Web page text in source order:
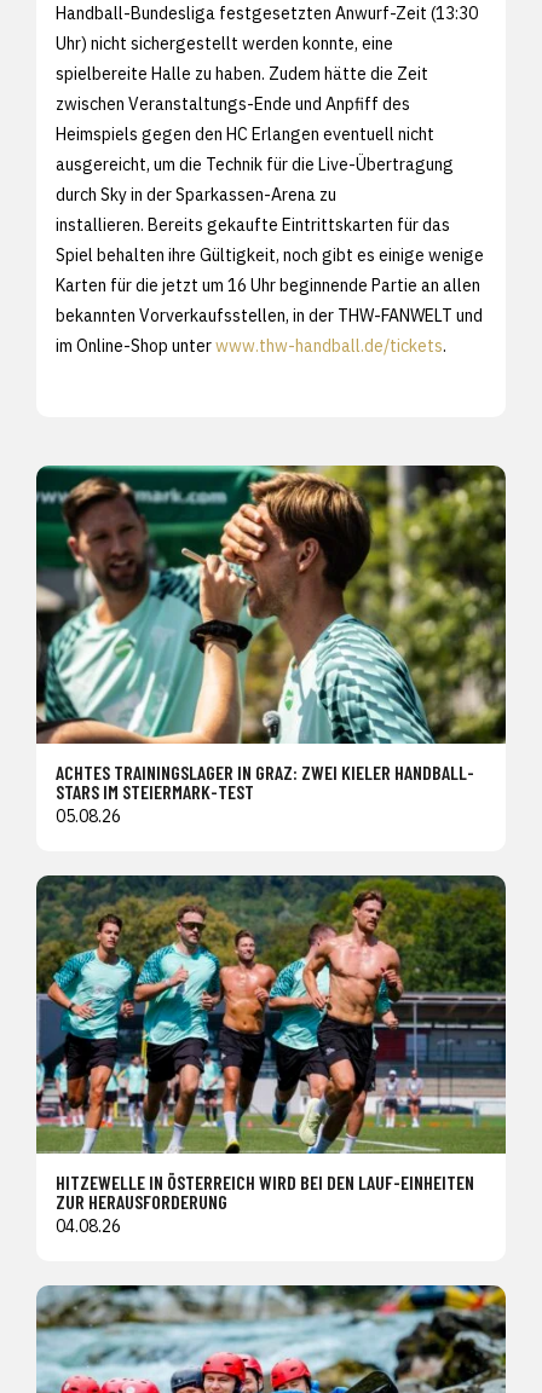
Handball-Bundesliga festgesetzten Anwurf-Zeit (13:30
Uhr) nicht sichergestellt werden konnte, eine
spielbereite Halle zu haben. Zudem hätte die Zeit
zwischen Veranstaltungs-Ende und Anpfiff des
Heimspiels gegen den HC Erlangen eventuell nicht
ausgereicht, um die Technik für die Live-Übertragung
durch Sky in der Sparkassen-Arena zu
installieren. Bereits gekaufte Eintrittskarten für das
Spiel behalten ihre Gültigkeit, noch gibt es einige wenige
Karten für die jetzt um 16 Uhr beginnende Partie an allen
bekannten Vorverkaufsstellen, in der THW-FANWELT und
im Online-Shop unterwww.thw-handball.de/tickets.
ACHTES TRAININGSLAGER IN GRAZ: ZWEI KIELER HANDBALL-
STARS IM STEIERMARK-TEST
05.08.26
HITZEWELLE IN ÖSTERREICH WIRD BEI DEN LAUF-EINHEITEN
ZUR HERAUSFORDERUNG
04.08.26